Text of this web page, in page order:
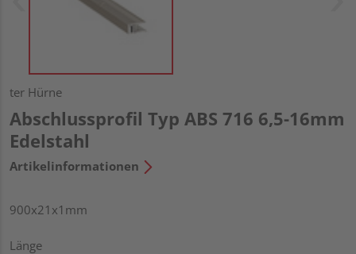
ter Hürne
Abschlussprofil Typ ABS 716 6,5-16mm
Edelstahl
Artikelinformationen
900x21x1mm
Länge